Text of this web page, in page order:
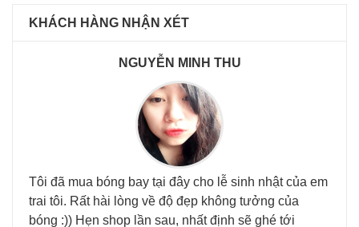
KHÁCH HÀNG NHẬN XÉT
NGUYỄN MINH THU
Tôi đã mua bóng bay tại đây cho lễ sinh nhật của em
trai tôi. Rất hài lòng về độ đẹp không tưởng của
bóng :)) Hẹn shop lần sau, nhất định sẽ ghé tới